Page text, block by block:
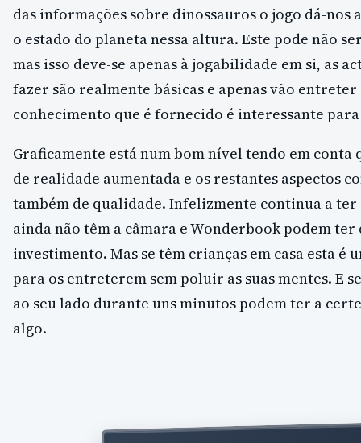
das informações sobre dinossauros o jogo dá-nos
o estado do planeta nessa altura. Este pode não
mas isso deve-se apenas à jogabilidade em si, as
fazer são realmente básicas e apenas vão entreter
conhecimento que é fornecido é interessante
Graficamente está num bom nível tendo em conta
de realidade aumentada e os restantes aspectos
também de qualidade. Infelizmente continua a ter
ainda não têm a câmara e Wonderbook podem
investimento. Mas se têm crianças em casa esta é
para os entreterem sem poluir as suas mentes. E
ao seu lado durante uns minutos podem ter a
algo.